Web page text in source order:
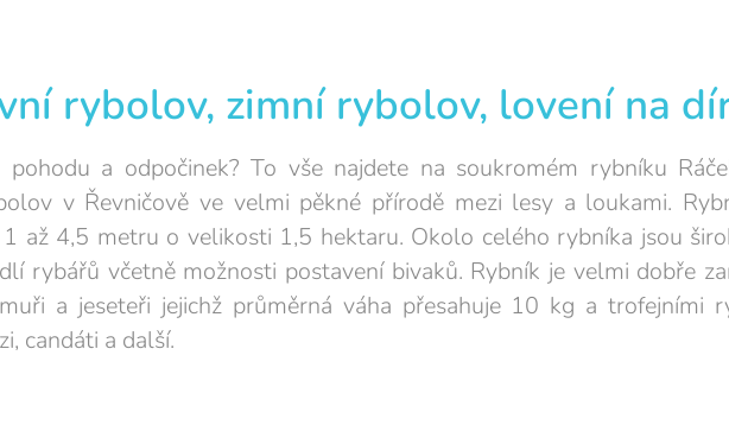
rybolov, zimní rybolov, lovení na
pohodu a odpočinek? To vše najdete na soukromém rybníku
v Řevničově ve velmi pěkné přírodě mezi lesy a loukami.
až 4,5 metru o velikosti 1,5 hektaru. Okolo celého rybníka jsou
rybářů včetně možnosti postavení bivaků. Rybník je velmi dobře
a jeseteři jejichž průměrná váha přesahuje 10 kg a trofejními
candáti a další.